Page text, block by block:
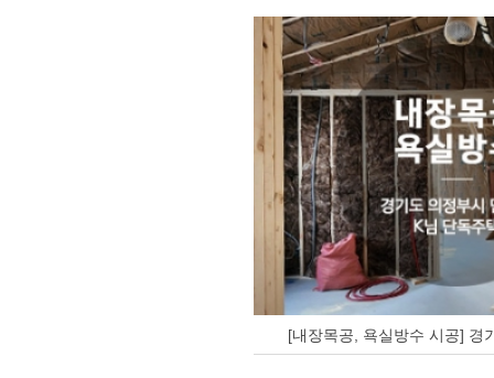
[내장목공, 욕실방수 시공] 경